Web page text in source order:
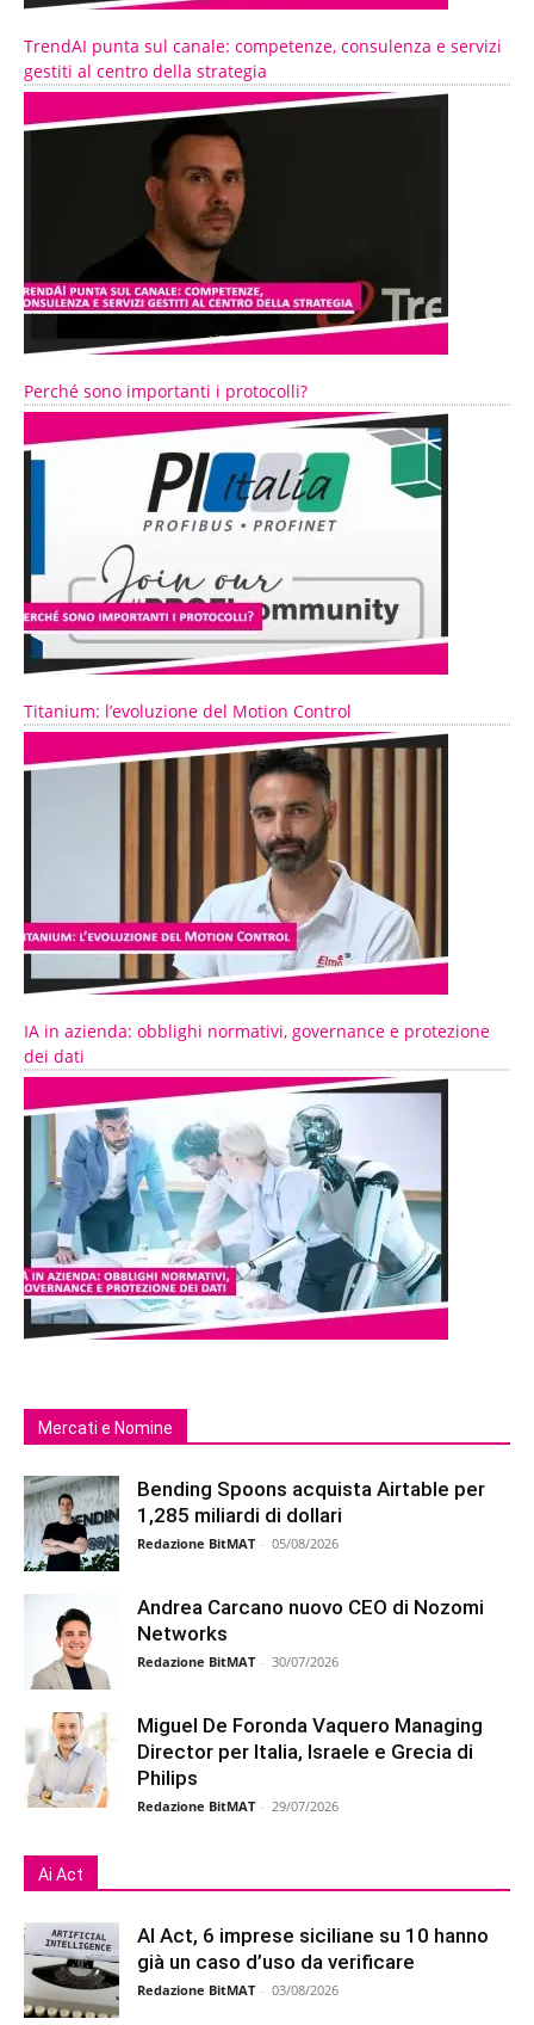
TrendAI punta sul canale: competenze, consulenza e servizi
gestiti al centro della strategia
Perché sono importanti i protocolli?
Titanium: l’evoluzione del Motion Control
IA in azienda: obblighi normativi, governance e protezione
dei dati
Mercati e Nomine
Bending Spoons acquista Airtable per
1,285 miliardi di dollari
Redazione BitMAT - 05/08/2026
Andrea Carcano nuovo CEO di Nozomi
Networks
Redazione BitMAT - 30/07/2026
Miguel De Foronda Vaquero Managing
Director per Italia, Israele e Grecia di
Philips
Redazione BitMAT - 29/07/2026
Ai Act
AI Act, 6 imprese siciliane su 10 hanno
già un caso d’uso da verificare
Redazione BitMAT - 03/08/2026